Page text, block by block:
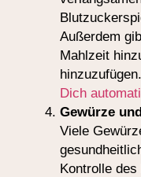
Außerdem
Mahlzeit
Dich
Gewürze
Viele
Kontrolle